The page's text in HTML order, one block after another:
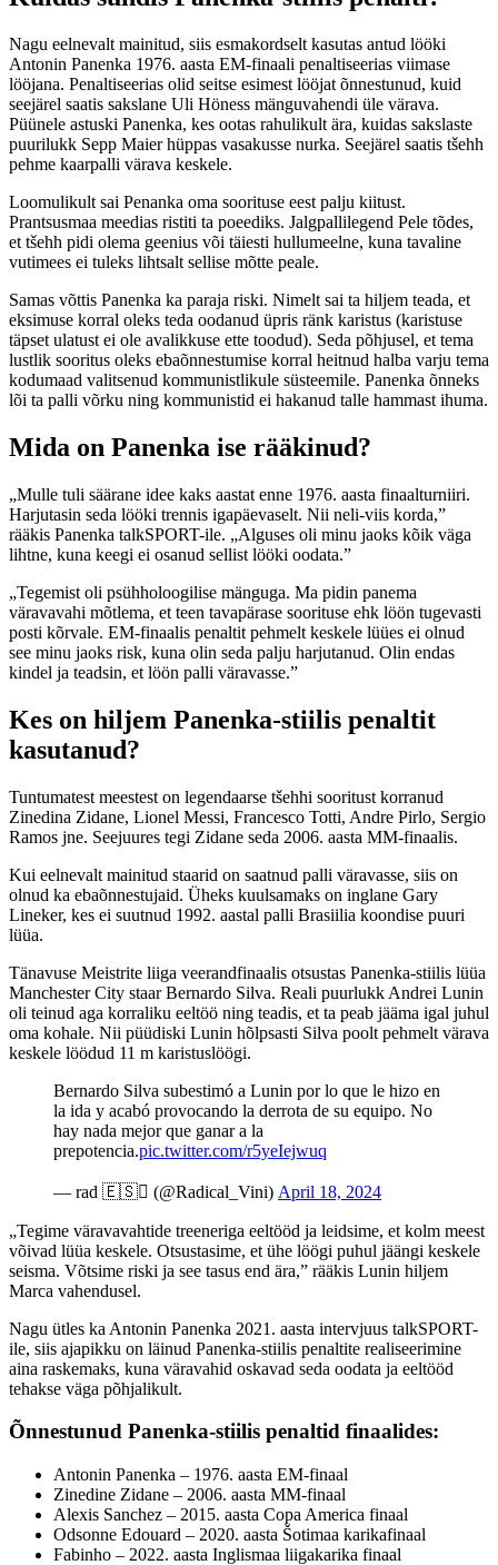
Nagu eelnevalt mainitud, siis esmakordselt kasutas antud lööki
Antonin Panenka 1976. aasta EM-finaali penaltiseerias viimase
lööjana. Penaltiseerias olid seitse esimest lööjat õnnestunud, kuid
seejärel saatis sakslane Uli Höness mänguvahendi üle värava.
Püünele astuski Panenka, kes ootas rahulikult ära, kuidas sakslaste
puurilukk Sepp Maier hüppas vasakusse nurka. Seejärel saatis tšehh
pehme kaarpalli värava keskele.
Loomulikult sai Penanka oma soorituse eest palju kiitust.
Prantsusmaa meedias ristiti ta poeediks. Jalgpallilegend Pele tõdes,
et tšehh pidi olema geenius või täiesti hullumeelne, kuna tavaline
vutimees ei tuleks lihtsalt sellise mõtte peale.
Samas võttis Panenka ka paraja riski. Nimelt sai ta hiljem teada, et
eksimuse korral oleks teda oodanud üpris ränk karistus (karistuse
täpset ulatust ei ole avalikkuse ette toodud). Seda põhjusel, et tema
lustlik sooritus oleks ebaõnnestumise korral heitnud halba varju tema
kodumaad valitsenud kommunistlikule süsteemile. Panenka õnneks
lõi ta palli võrku ning kommunistid ei hakanud talle hammast ihuma.
Mida on Panenka ise rääkinud?
„Mulle tuli säärane idee kaks aastat enne 1976. aasta finaalturniiri.
Harjutasin seda lööki trennis igapäevaselt. Nii neli-viis korda,”
rääkis Panenka talkSPORT-ile. „Alguses oli minu jaoks kõik väga
lihtne, kuna keegi ei osanud sellist lööki oodata.”
„Tegemist oli psühholoogilise mänguga. Ma pidin panema
väravavahi mõtlema, et teen tavapärase soorituse ehk löön tugevasti
posti kõrvale. EM-finaalis penaltit pehmelt keskele lüües ei olnud
see minu jaoks risk, kuna olin seda palju harjutanud. Olin endas
kindel ja teadsin, et löön palli väravasse.”
Kes on hiljem Panenka-stiilis penaltit
kasutanud?
Tuntumatest meestest on legendaarse tšehhi sooritust korranud
Zinedina Zidane, Lionel Messi, Francesco Totti, Andre Pirlo, Sergio
Ramos jne. Seejuures tegi Zidane seda 2006. aasta MM-finaalis.
Kui eelnevalt mainitud staarid on saatnud palli väravasse, siis on
olnud ka ebaõnnestujaid. Üheks kuulsamaks on inglane Gary
Lineker, kes ei suutnud 1992. aastal palli Brasiilia koondise puuri
lüüa.
Tänavuse Meistrite liiga veerandfinaalis otsustas Panenka-stiilis lüüa
Manchester City staar Bernardo Silva. Reali puurlukk Andrei Lunin
oli teinud aga korraliku eeltöö ning teadis, et ta peab jääma igal juhul
oma kohale. Nii püüdiski Lunin hõlpsasti Silva poolt pehmelt värava
keskele löödud 11 m karistuslöögi.
Bernardo Silva subestimó a Lunin por lo que le hizo en
la ida y acabó provocando la derrota de su equipo. No
hay nada mejor que ganar a la
prepotencia.pic.twitter.com/r5yeIejwuq
— rad 🇪🇸 (@Radical_Vini) April 18, 2024
„Tegime väravavahtide treeneriga eeltööd ja leidsime, et kolm meest
võivad lüüa keskele. Otsustasime, et ühe löögi puhul jäängi keskele
seisma. Võtsime riski ja see tasus end ära,” rääkis Lunin hiljem
Marca vahendusel.
Nagu ütles ka Antonin Panenka 2021. aasta intervjuus talkSPORT-
ile, siis ajapikku on läinud Panenka-stiilis penaltite realiseerimine
aina raskemaks, kuna väravahid oskavad seda oodata ja eeltööd
tehakse väga põhjalikult.
Õnnestunud Panenka-stiilis penaltid finaalides:
Antonin Panenka – 1976. aasta EM-finaal
Zinedine Zidane – 2006. aasta MM-finaal
Alexis Sanchez – 2015. aasta Copa America finaal
Odsonne Edouard – 2020. aasta Šotimaa karikafinaal
Fabinho – 2022. aasta Inglismaa liigakarika finaal